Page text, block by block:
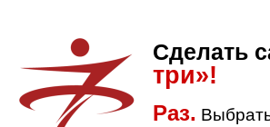
Сделать
три»!
Раз.